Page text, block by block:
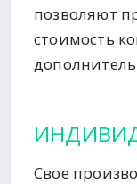
позволяют
стоимость
Свое